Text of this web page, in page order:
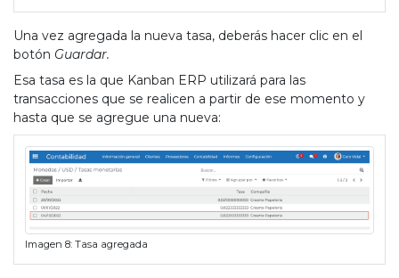
Una vez agregada la nueva tasa, deberás hacer clic en el
botón Guardar.
Esa tasa es la que Kanban ERP utilizará para las
transacciones que se realicen a partir de ese momento y
hasta que se agregue una nueva:
Imagen 8: Tasa agregada